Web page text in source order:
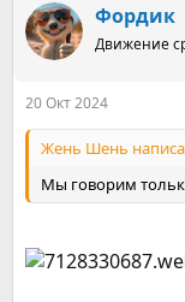
к
ц
и
Фордик
Движение
20 Окт 2024
Жень Шень
Мы говорим